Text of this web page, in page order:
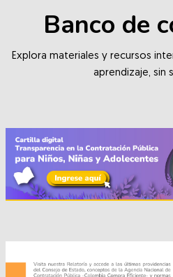
Banco de
Explora materiales y recursos
aprendizaje, sin